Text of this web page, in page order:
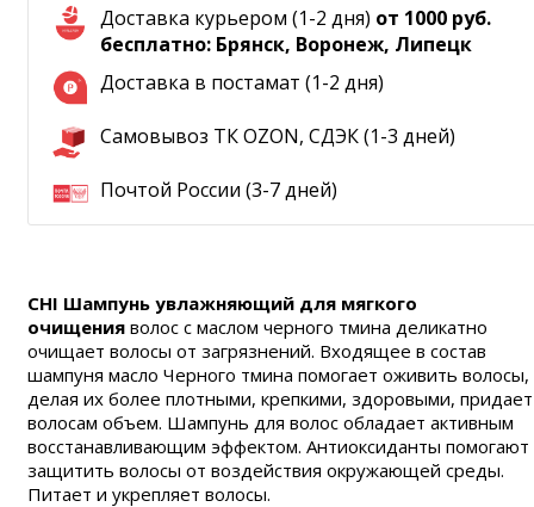
Доставка курьером (1-2 дня) от 1000 руб.
бесплатно: Брянск, Воронеж, Липецк
Доставка в постамат (1-2 дня)
Самовывоз ТК OZON, СДЭК (1-3 дней)
Почтой России (3-7 дней)
CHI Шампунь увлажняющий для мягкого
очищения волос с маслом черного тмина деликатно
очищает волосы от загрязнений. Входящее в состав
шампуня масло Черного тмина помогает оживить волосы,
делая их более плотными, крепкими, здоровыми, придает
волосам объем. Шампунь для волос обладает активным
восстанавливающим эффектом. Антиоксиданты помогают
защитить волосы от воздействия окружающей среды.
Питает и укрепляет волосы.